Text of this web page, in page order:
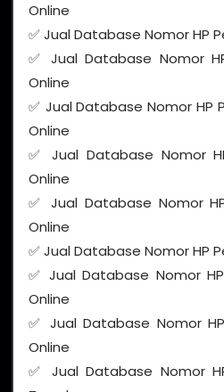
Online
✅ Jual Database Nomor HP
✅ Jual Database Nomor
Online
✅ Jual Database Nomor HP
Online
✅ Jual Database Nomor
Online
✅ Jual Database Nomor
Online
✅ Jual Database Nomor HP
✅ Jual Database Nomor
Online
✅ Jual Database Nomor
Online
✅ Jual Database Nomor